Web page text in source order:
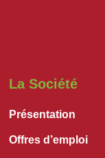
La Société
Présentation
Offres d’emploi